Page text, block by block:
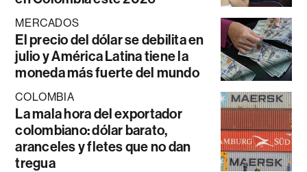
MERCADOS
El precio del dólar se debilita en
julio y América Latina tiene la
moneda más fuerte del mundo
COLOMBIA
La mala hora del exportador
colombiano: dólar barato,
aranceles y fletes que no dan
tregua